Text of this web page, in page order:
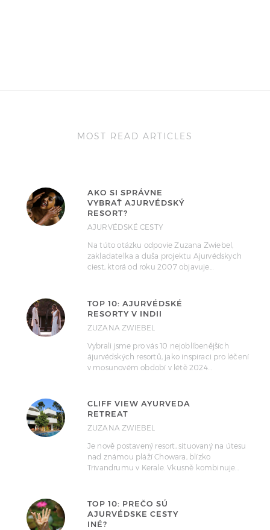
MOST READ ARTICLES
AKO SI SPRÁVNE
VYBRAŤ AJURVÉDSKÝ
RESORT?
AJURVÉDSKÉ CESTY
Na túto otázku odpovie Zuzana Zwiebel,
zakladatelka a duša projektu Ajurvédskych
ciest, ktorá od roku 2007 objavuje…
TOP 10: AJURVÉDSKÉ
RESORTY V INDII
ZUZANA ZWIEBEL
Vybrali jsme pro vás 10 nejoblíbenějších
ájurvédských resortů, jako inspiraci pro léčení
v mosunovém období v létě 2024…
CLIFF VIEW AYURVEDA
RETREAT
ZUZANA ZWIEBEL
Je nově postavený resort, situovaný na útesu
nad známou pláží Chowara, blízko
Trivandrumu v Kerale. Vkusně kombinuje…
TOP 10: PREČO SÚ
AJURVÉDSKE CESTY
INÉ?